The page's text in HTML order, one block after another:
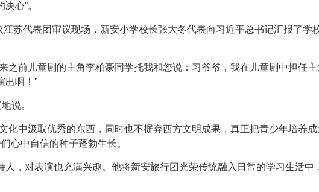
心”。
苏代表团审议现场，新安小学校长张大冬代表向习近平总书记汇报了学
之前儿童剧的主角李柏豪同学托我和您说：习爷爷，我在儿童剧中担任
出啊！”
说。
化中汲取优秀的东西，同时也不摒弃西方文明成果，真正把青少年培养成
心中自信的种子蓬勃生长。
，对表演也充满兴趣。他将新安旅行团光荣传统融入日常的学习生活中